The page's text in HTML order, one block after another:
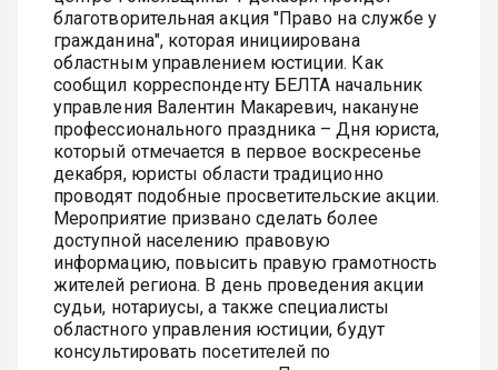
благотворительная акция "Право на службе у
гражданина", которая инициирована
областным управлением юстиции. Как
сообщил корреспонденту БЕЛТА начальник
управления Валентин Макаревич, накануне
профессионального праздника – Дня юриста,
который отмечается в первое воскресенье
декабря, юристы области традиционно
проводят подобные просветительские акции.
Мероприятие призвано сделать более
доступной населению правовую
информацию, повысить правую грамотность
жителей региона. В день проведения акции
судьи, нотариусы, а также специалисты
областного управления юстиции, будут
консультировать посетителей по